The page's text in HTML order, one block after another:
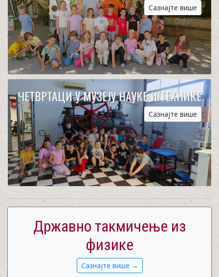
Сазнајте више
ЧЕТВРТАЦИ У МУЗЕЈУ НАУКЕ И ТЕХНИКЕ
Сазнајте више
Државно такмичење из
физике
Сазнајте више →